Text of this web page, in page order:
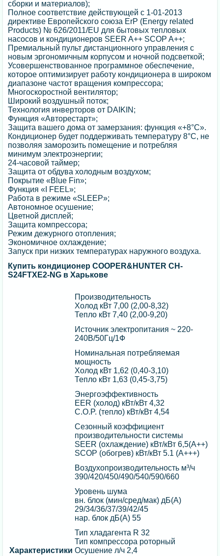
сборки и материалов);
Полное соответствие действующей c 1-01-2013
директиве Европейского союза ErP (Energy related
Products) № 626/2011/EU для бытовых тепловых
насосов и кондиционеров SEER A++ SCOP A++;
Премиальный пульт дистанционного управления с
новым эргономичным корпусом и ночной подсветкой;
Усовершенствованное программное обеспечение,
которое оптимизирует работу кондиционера в широком
диапазоне частот вращения компрессора;
Многоскоростной вентилятор;
Широкий воздушный поток;
Технология инверторов от DAIKIN;
Функция «Авторестарт»;
Защита вашего дома от замерзания: функция «+8°С».
Кондиционер будет поддерживать температуру 8°С, не
позволяя заморозить помещение и потребляя
минимум электроэнергии;
24-часовой таймер;
Защита от обдува холодным воздухом;
Покрытие «Blue Fin»;
Функция «I FEEL»;
Работа в режиме «SLEEP»;
Автономное осушение;
Цветной дисплей;
Защита компрессора;
Режим дежурного отопления;
Экономичное охлаждение;
Запуск при низких температурах наружного воздуха.
Купить кондиционер COOPER&HUNTER CH-
S24FTXE2-NG в Харькове
Характеристики
Производительность
Холод кВт 7,00 (2,00-8,32)
Тепло кВт 7,40 (2,00-9,20)
Источник электропитания ~ 220-
240В/50Гц/1Ф
Номинальная потребляемая
мощность
Холод кВт 1,62 (0,40-3,10)
Тепло кВт 1,63 (0,45-3,75)
Энергоэффективность
EER (холод) кВт/кВт 4,32
C.O.P. (тепло) кВт/кВт 4,54
Сезонный коэффициент
производительности системы
SEER (охлаждение) кВт/кВт 6,5(А++)
SCOP (обогрев) кВт/кВт 5.1 (А+++)
Воздухопроизводительность м³/ч
390/420/450/490/540/590/660
Уровень шума
вн. блок (мин/сред/мак) дБ(А)
29/34/36/37/39/42/45
нар. блок дБ(А) 55
Тип хладагента R 32
Тип компрессора роторный
Осушение л/ч 2,4